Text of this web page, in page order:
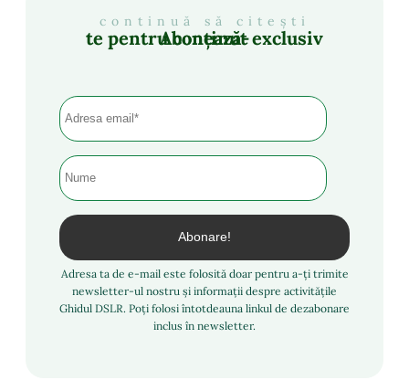
continuă să citești
Abonează-te pentru conținut exclusiv
Adresa ta de e-mail este folosită doar pentru a-ți trimite
newsletter-ul nostru și informații despre activitățile
Ghidul DSLR. Poți folosi întotdeauna linkul de dezabonare
inclus în newsletter.